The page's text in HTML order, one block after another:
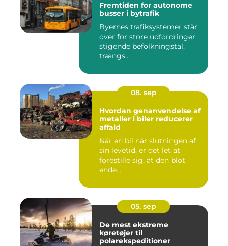
Fremtiden for autonome
busser i bytrafik
Byernes trafiksystemer står
over for store udfordringer:
stigende befolkningstal,
trængs...
08. sep
Hvordan genanvendelse af
metaller i biler reducerer
affald
Når en bil når slutningen af
sin levetid, er det let at
forestille sig, at den blot
ende...
05. sep
De mest ekstreme
køretøjer til
polarekspeditioner